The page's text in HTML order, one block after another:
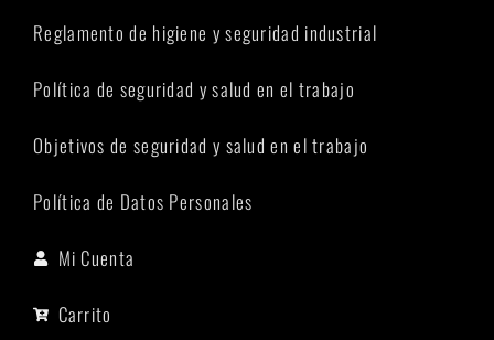
Reglamento de higiene y seguridad industrial
Política de seguridad y salud en el trabajo
Objetivos de seguridad y salud en el trabajo
Política de Datos Personales
Mi Cuenta
Carrito